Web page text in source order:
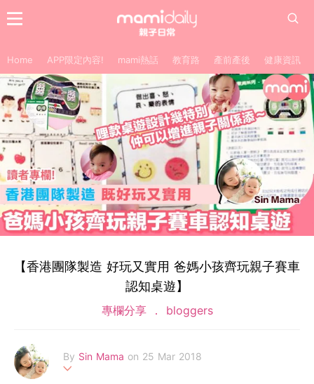
Home APP限定內容! mami熱話 教育路 產前產後 健康資訊
【香港團隊製造 好玩又實用 爸媽小孩齊玩親子賽車
認知桌遊】
專欄分享 bloggers
By Sin Mama on 25 Mar 2018